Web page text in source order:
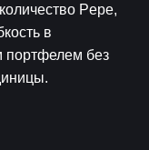
Pepe,
в
портфелем без